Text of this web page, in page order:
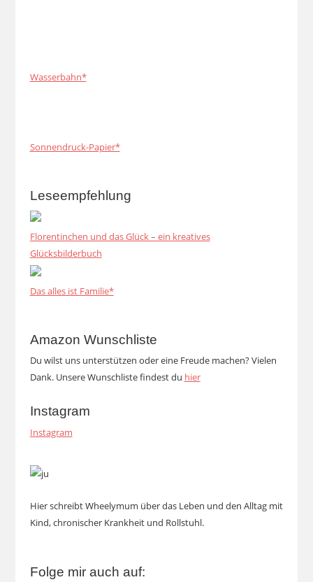
Wasserbahn*
Sonnendruck-Papier*
Leseempfehlung
Florentinchen und das Glück – ein kreatives
Glücksbilderbuch
Das alles ist Familie*
Amazon Wunschliste
Du wilst uns unterstützen oder eine Freude machen? Vielen
Dank. Unsere Wunschliste findest du hier
Instagram
Instagram
Hier schreibt Wheelymum über das Leben und den Alltag mit
Kind, chronischer Krankheit und Rollstuhl.
Folge mir auch auf: